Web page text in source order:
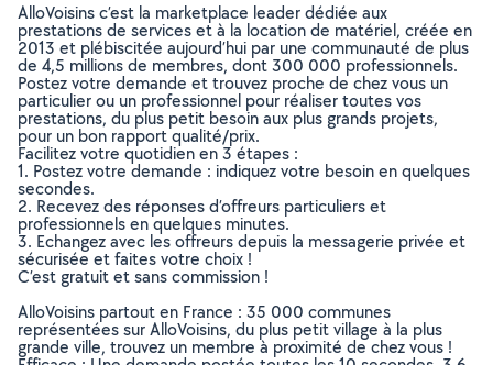
AlloVoisins c’est la marketplace leader dédiée aux
prestations de services et à la location de matériel, créée en
2013 et plébiscitée aujourd’hui par une communauté de plus
de 4,5 millions de membres, dont 300 000 professionnels.
Postez votre demande et trouvez proche de chez vous un
particulier ou un professionnel pour réaliser toutes vos
prestations, du plus petit besoin aux plus grands projets,
pour un bon rapport qualité/prix.
Facilitez votre quotidien en 3 étapes :
1. Postez votre demande : indiquez votre besoin en quelques
secondes.
2. Recevez des réponses d’offreurs particuliers et
professionnels en quelques minutes.
3. Echangez avec les offreurs depuis la messagerie privée et
sécurisée et faites votre choix !
C’est gratuit et sans commission !
AlloVoisins partout en France : 35 000 communes
représentées sur AlloVoisins, du plus petit village à la plus
grande ville, trouvez un membre à proximité de chez vous !